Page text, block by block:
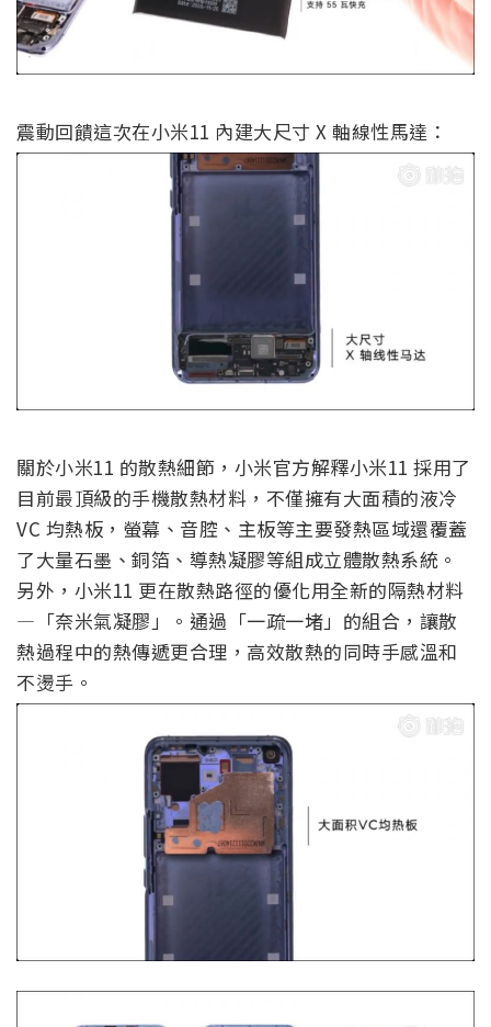
震動回饋這次在小米11 內建大尺寸 X 軸線性馬達：
關於小米11 的散熱細節，小米官方解釋小米11 採用了
目前最頂級的手機散熱材料，不僅擁有大面積的液冷
VC 均熱板，螢幕、音腔、主板等主要發熱區域還覆蓋
了大量石墨、銅箔、導熱凝膠等組成立體散熱系統。
另外，小米11 更在散熱路徑的優化用全新的隔熱材料
—「奈米氣凝膠」。通過「一疏一堵」的組合，讓散
熱過程中的熱傳遞更合理，高效散熱的同時手感溫和
不燙手。